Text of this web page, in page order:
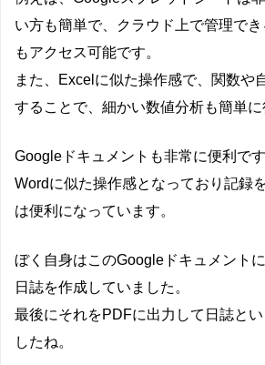
い方も簡単で、クラウド上で管理で
もアクセス可能です。
また、Excelに似た操作感で、関数や
することで、細かい数値分析も簡単に
Googleドキュメントも非常に便利です
Wordに似た操作感となっており記録
は便利になっています。
ぼく自身はこのGoogleドキュメント
日誌を作成していました。
最後にそれをPDFに出力して日誌と
したね。